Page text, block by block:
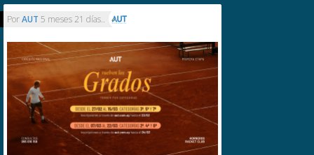
PorAUT 5 meses 21 días..